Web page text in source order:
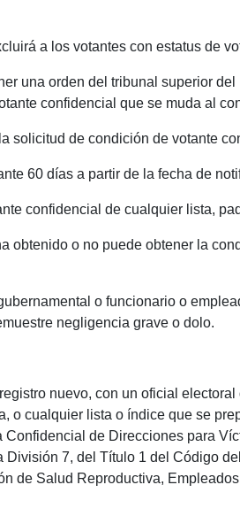
a los votantes con estatus de
una orden del tribunal superior
confidencial que se muda al
de condición de votante
60 días a partir de la fecha de
confidencial de cualquier lista,
o no puede obtener la
o funcionario o
negligencia grave o dolo.
nuevo, con un oficial
cualquier lista o índice que se
de Direcciones para
7, del Título 1 del Código
de Salud Reproductiva,